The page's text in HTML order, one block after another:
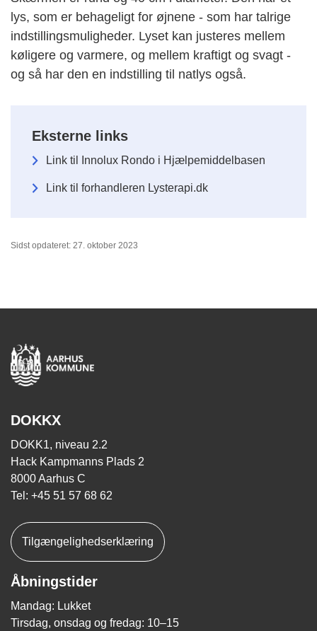
lys, som er behageligt for øjnene - som har talrige
indstillingsmuligheder. Lyset kan justeres mellem
køligere og varmere, og mellem kraftigt og svagt -
og så har den en indstilling til natlys også.
Eksterne links
Link til Innolux Rondo i Hjælpemiddelbasen
Link til forhandleren Lysterapi.dk
Sidst opdateret: 27. oktober 2023
DOKKX
DOKK1, niveau 2.2
Hack Kampmanns Plads 2
8000 Aarhus C
Tel: +45 51 57 68 62
Tilgængelighedserklæring
Åbningstider
Mandag: Lukket
Tirsdag, onsdag og fredag: 10–15